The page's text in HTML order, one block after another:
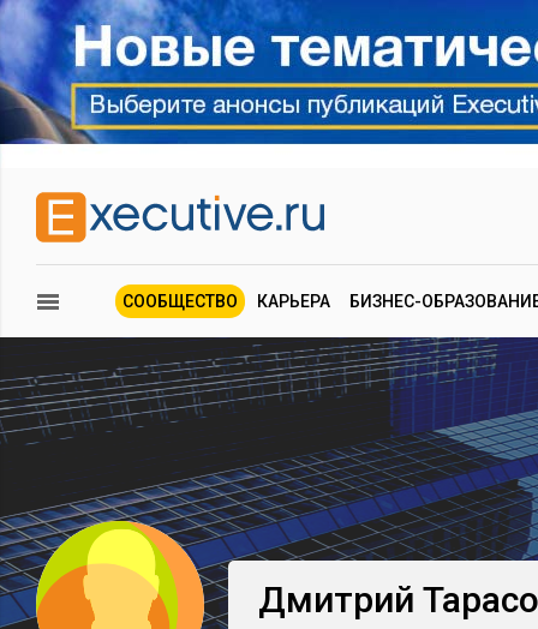
СООБЩЕСТВО КАРЬЕРА БИЗНЕС-
Дмитрий